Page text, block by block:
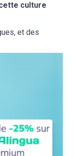
culture
et des